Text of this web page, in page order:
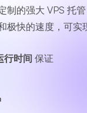
制的强大 VPS 托
极快的速度，可实
行时间 保证